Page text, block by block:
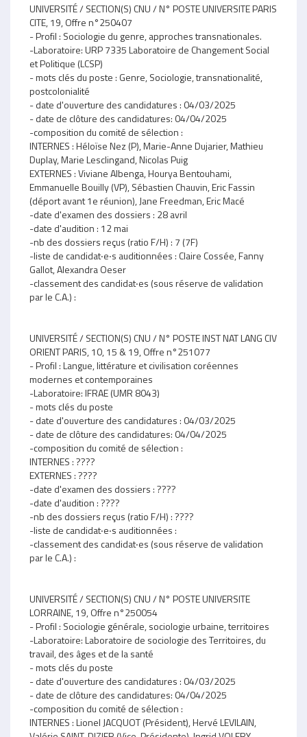
UNIVERSITÉ / SECTION(S) CNU / N° POSTE UNIVERSITE PARIS
CITE, 19, Offre n°250407
- Profil : Sociologie du genre, approches transnationales.
-Laboratoire: URP 7335 Laboratoire de Changement Social
et Politique (LCSP)
- mots clés du poste : Genre, Sociologie, transnationalité,
postcolonialité
- date d'ouverture des candidatures : 04/03/2025
- date de clôture des candidatures: 04/04/2025
-composition du comité de sélection :
INTERNES : Héloïse Nez (P), Marie-Anne Dujarier, Mathieu
Duplay, Marie Lesclingand, Nicolas Puig
EXTERNES : Viviane Albenga, Hourya Bentouhami,
Emmanuelle Bouilly (VP), Sébastien Chauvin, Eric Fassin
(déport avant 1e réunion), Jane Freedman, Eric Macé
-date d'examen des dossiers : 28 avril
-date d'audition : 12 mai
-nb des dossiers reçus (ratio F/H) : 7 (7F)
-liste de candidat‧e‧s auditionnées : Claire Cossée, Fanny
Gallot, Alexandra Oeser
-classement des candidat‧es (sous réserve de validation
par le C.A.) :
UNIVERSITÉ / SECTION(S) CNU / N° POSTE INST NAT LANG CIV
ORIENT PARIS, 10, 15 & 19, Offre n°251077
- Profil : Langue, littérature et civilisation coréennes
modernes et contemporaines
-Laboratoire: IFRAE (UMR 8043)
- mots clés du poste
- date d'ouverture des candidatures : 04/03/2025
- date de clôture des candidatures: 04/04/2025
-composition du comité de sélection :
INTERNES : ????
EXTERNES : ????
-date d'examen des dossiers : ????
-date d'audition : ????
-nb des dossiers reçus (ratio F/H) : ????
-liste de candidat‧e‧s auditionnées :
-classement des candidat‧es (sous réserve de validation
par le C.A.) :
UNIVERSITÉ / SECTION(S) CNU / N° POSTE UNIVERSITE
LORRAINE, 19, Offre n°250054
- Profil : Sociologie générale, sociologie urbaine, territoires
-Laboratoire: Laboratoire de sociologie des Territoires, du
travail, des âges et de la santé
- mots clés du poste
- date d'ouverture des candidatures : 04/03/2025
- date de clôture des candidatures: 04/04/2025
-composition du comité de sélection :
INTERNES : Lionel JACQUOT (Président), Hervé LEVILAIN,